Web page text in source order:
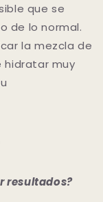
que se
de lo normal.
la mezcla de
hidratar muy
resultados?